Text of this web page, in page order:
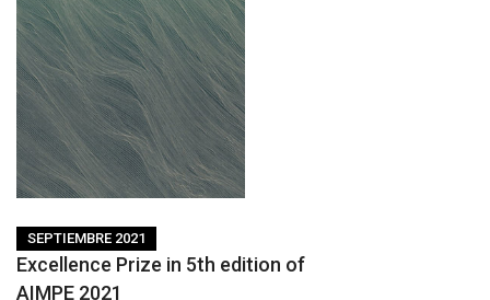
SEPTIEMBRE 2021
Excellence Prize in 5th edition of
AIMPE 2021